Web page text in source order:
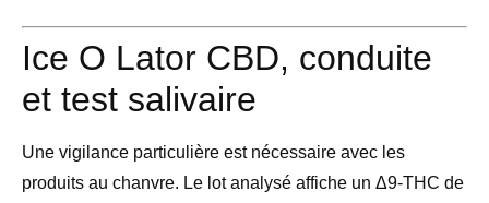
Ice O Lator CBD, conduite
et test salivaire
Une vigilance particulière est nécessaire avec les
produits au chanvre. Le lot analysé affiche un Δ9-THC de